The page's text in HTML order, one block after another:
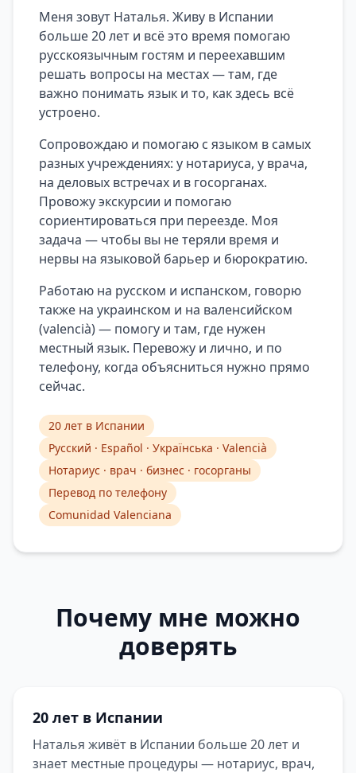
Меня зовут Наталья. Живу в Испании
больше 20 лет и всё это время помогаю
русскоязычным гостям и переехавшим
решать вопросы на местах — там, где
важно понимать язык и то, как здесь всё
устроено.
Сопровождаю и помогаю с языком в самых
разных учреждениях: у нотариуса, у врача,
на деловых встречах и в госорганах.
Провожу экскурсии и помогаю
сориентироваться при переезде. Моя
задача — чтобы вы не теряли время и
нервы на языковой барьер и бюрократию.
Работаю на русском и испанском, говорю
также на украинском и на валенсийском
(valencià) — помогу и там, где нужен
местный язык. Перевожу и лично, и по
телефону, когда объясниться нужно прямо
сейчас.
20 лет в Испании
Русский · Español · Українська · Valencià
Нотариус · врач · бизнес · госорганы
Перевод по телефону
Comunidad Valenciana
Почему мне можно
доверять
20 лет в Испании
Наталья живёт в Испании больше 20 лет и
знает местные процедуры — нотариус, врач,